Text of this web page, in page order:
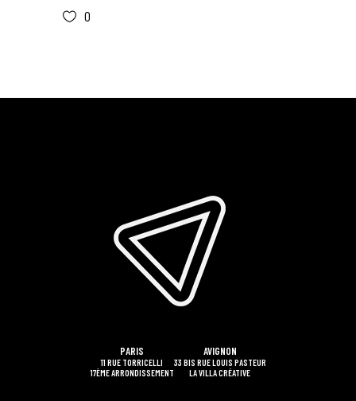
0
PARIS
11 RUE TORRICELLI
17ÈME ARRONDISSEMENT
AVIGNON
33 BIS RUE LOUIS PASTEUR
LA VILLA CRÉATIVE